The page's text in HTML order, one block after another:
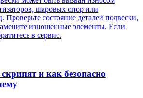
шаровых опор или
состояние деталей подвески,
изношенные элементы. Если
в сервис.
и как безопасно